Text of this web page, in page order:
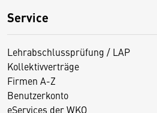
Service
Lehrabschlussprüfung / LAP
Kollektivverträge
Firmen A-Z
Benutzerkonto
eServices der WKO